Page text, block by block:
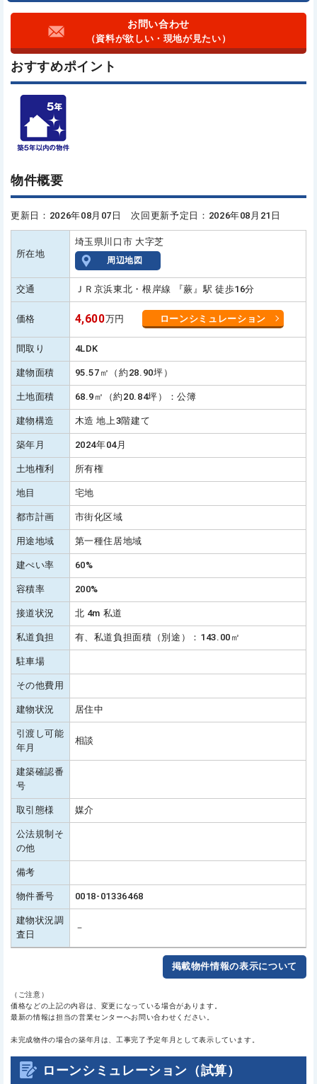
お問い合わせ
（資料が欲しい・現地が見たい）
おすすめポイント
物件概要
更新日：2026年08月07日 次回更新予定日：2026年08月21日
所在地
埼玉県川口市 大字芝
周辺地図
交通 ＪＲ京浜東北・根岸線 『蕨』駅 徒歩16分
価格 4,600万円 ローンシミュレーション
間取り 4LDK
建物面積 95.57㎡（約28.90坪）
土地面積 68.9㎡（約20.84坪）：公簿
建物構造 木造 地上3階建て
築年月 2024年04月
土地権利 所有権
地目 宅地
都市計画 市街化区域
用途地域 第一種住居地域
建ぺい率 60%
容積率 200%
接道状況 北 4m 私道
私道負担 有、私道負担面積（別途）：143.00㎡
駐車場
その他費用
建物状況 居住中
引渡し可能
年月
相談
建築確認番
号
取引態様 媒介
公法規制そ
の他
備考
物件番号 0018-01336468
建物状況調
査日
－
掲載物件情報の表示について
（ご注意）
価格などの上記の内容は、変更になっている場合があります。
最新の情報は担当の営業センターへお問い合わせください。
未完成物件の場合の築年月は、工事完了予定年月として表示しています。
ローンシミュレーション（試算）